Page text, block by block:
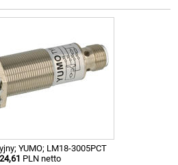
YUMO; LM18-3005PCT
24,61 PLN netto